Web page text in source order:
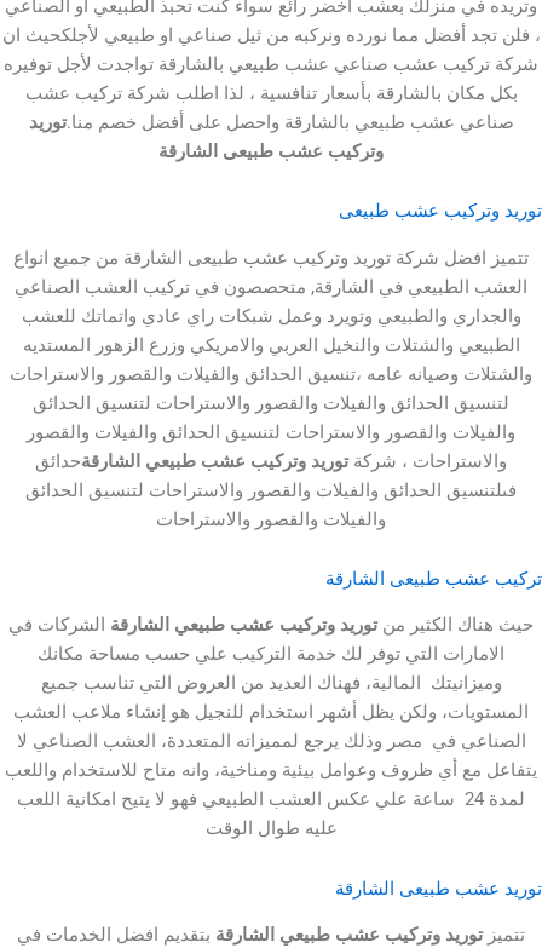
منزلك بعشب أخضر رائع سواء كنت تحبذ الطبيعي أو الصناعي
أفضل مما نورده ونركبه من ثيل صناعي او طبيعي لأجلكحيث ان
عشب صناعي عشب طبيعي بالشارقة تواجدت لأجل توفيره
بالشارقة بأسعار تنافسية ، لذا اطلب شركة تركيب عشب
عشب طبيعي بالشارقة واحصل على أفضل خصم منا.توريد
وتركيب عشب طبيعى الشارقة
عشب طبيعى
شركة توريد وتركيب عشب طبيعى الشارقة من جميع انواع
في الشارقة, متحصصون في تركيب العشب الصناعي
والطبيعي وتويرد وعمل شبكات راي عادي واتماتك للعشب
والشتلات والنخيل العربي والامريكي وزرع الزهور المستديه
وصيانه عامه ،تنسيق الحدائق والفيلات والقصور والاستراحات
الحدائق والفيلات والقصور والاستراحات لتنسيق الحدائق
والقصور والاستراحات لتنسيق الحدائق والفيلات والقصور
، شركةتوريد وتركيب عشب طبيعي الشارقةحدائق
الحدائق والفيلات والقصور والاستراحات لتنسيق الحدائق
والفيلات والقصور والاستراحات
طبيعى الشارقة
الكثير من توريد وتركيب عشب طبيعي الشارقة الشركات في
التي توفر لك خدمة التركيب علي حسب مساحة مكانك
المالية، فهناك العديد من العروض التي تناسب جميع
ولكن يظل أشهر استخدام للنجيل هو إنشاء ملاعب العشب
في مصر وذلك يرجع لمميزاته المتعددة، العشب الصناعي لا
أي ظروف وعوامل بيئية ومناخية، وانه متاح للاستخدام واللعب
لمدة 24 ساعة علي عكس العشب الطبيعي فهو لا يتيح امكانية اللعب
عليه طوال الوقت
طبيعى الشارقة
وتركيب عشب طبيعي الشارقةبتقديم افضل الخدمات في